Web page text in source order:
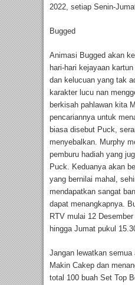
2022, setiap Senin-
Bugged
Animasi Bugged akan
hari-hari kejayaan
dan kelucuan yang tak
karakter lucu nan
berkisah pahlawan kita
pencariannya untuk
biasa disebut Puck,
menyebalkan. Murphy
pemburu hadiah yang
Puck. Keduanya akan
yang bernilai mahal,
mendapatkan sangat
dapat menangkapnya.
RTV mulai 12
hingga Jumat pukul
Jangan lewatkan
Makin Cakep dan
total 100 buah Set Top